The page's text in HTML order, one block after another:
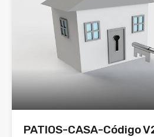
PATIOS-CASA-Código